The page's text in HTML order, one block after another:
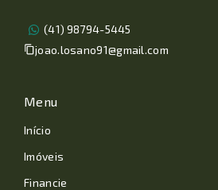
(41) 98794-5445
joao.losano91@gmail.com
Menu
Início
Imóveis
Financie